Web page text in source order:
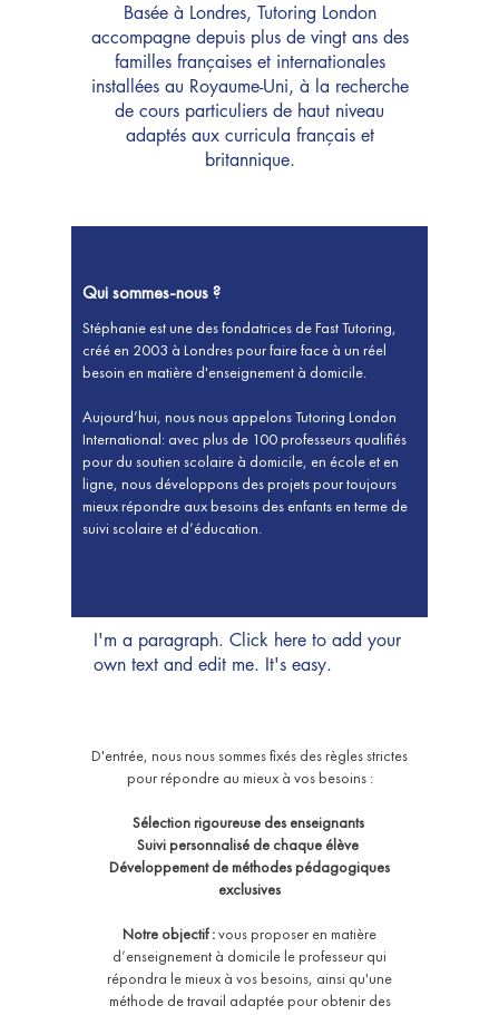
Basée à Londres, Tutoring London
accompagne depuis plus de vingt ans des
familles françaises et internationales
installées au Royaume-Uni, à la recherche
de cours particuliers de haut niveau
adaptés aux curricula français et
britannique.
Qui sommes-nous ?
Stéphanie est une des fondatrices de Fast Tutoring,
créé en 2003 à Londres pour faire face à un réel
besoin en matière d'enseignement à domicile.
Aujourd’hui, nous nous appelons Tutoring London
International: avec plus de 100 professeurs qualifiés
pour du soutien scolaire à domicile, en école et en
ligne, nous développons des projets pour toujours
mieux répondre aux besoins des enfants en terme de
suivi scolaire et d’éducation.
I'm a paragraph. Click here to add your
own text and edit me. It's easy.
D'entrée, nous nous sommes fixés des règles strictes
pour répondre au mieux à vos besoins :
Sélection rigoureuse des enseignants
Suivi personnalisé de chaque élève
Développement de méthodes pédagogiques
exclusives
Notre objectif :vous proposer en matière
d’enseignement à domicile le professeur qui
répondra le mieux à vos besoins, ainsi qu'une
méthode de travail adaptée pour obtenir des